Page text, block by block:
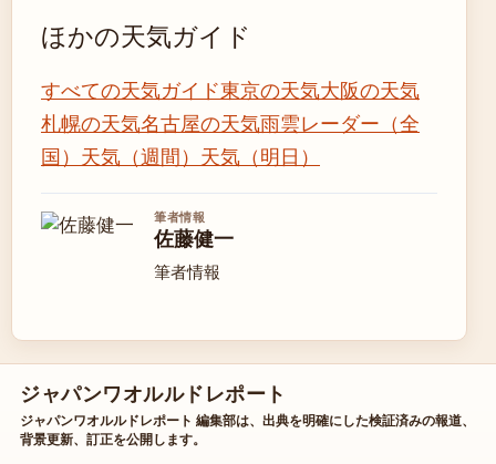
ほかの天気ガイド
すべての天気ガイド東京の天気大阪の天気
札幌の天気名古屋の天気雨雲レーダー（全
国） 天気（週間） 天気（明日）
筆者情報
佐藤健一
筆者情報
ジャパンワオルルドレポート
ジャパンワオルルドレポート 編集部は、出典を明確にした検証済みの報道、
背景更新、訂正を公開します。